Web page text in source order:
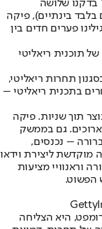
שלושה
בלבד בינתיים), פיקה
פערים חדים בין
של תוכנית ריאליטי
תחרות ריאליטי,
בתכנית ריאליטי –
תוך שניות. פיקה
גם בממשק
– נכנסים,
מוקדשת ליצירת וידאו
וראנוויי מציעות
הפשוט.
היא הצליחה